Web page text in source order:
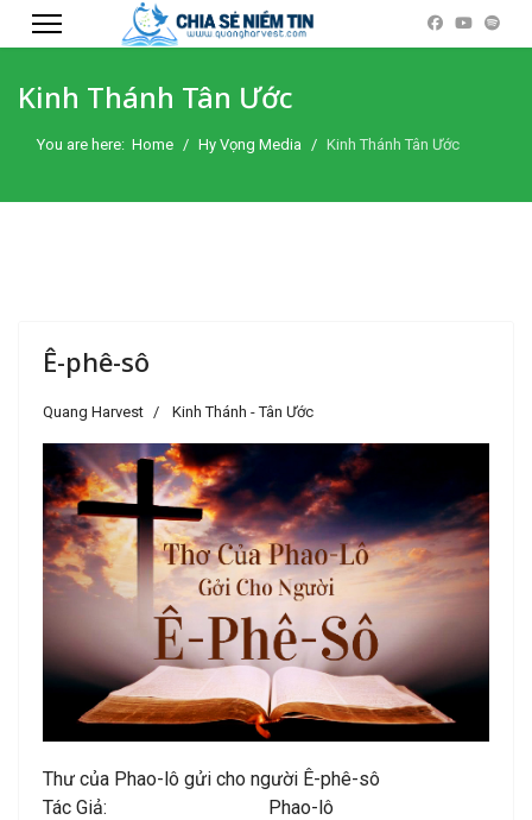
Kinh Thánh Tân Ước
You are here: Home Hy Vọng Media Kinh Thánh Tân Ước
Ê-phê-sô
Quang Harvest Kinh Thánh - Tân Ước
Thư của Phao-lô gửi cho người Ê-phê-sô
Tác Giả: Phao-lô